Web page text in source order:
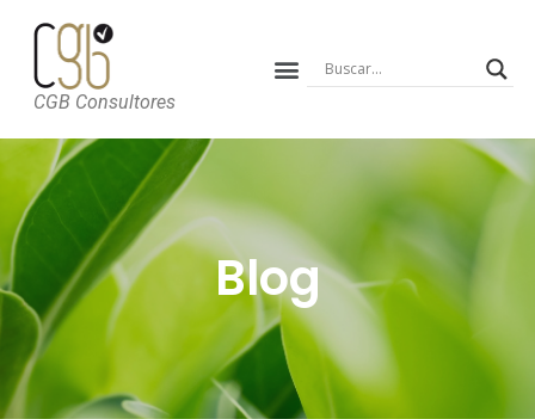
CGB Consultores
Blog